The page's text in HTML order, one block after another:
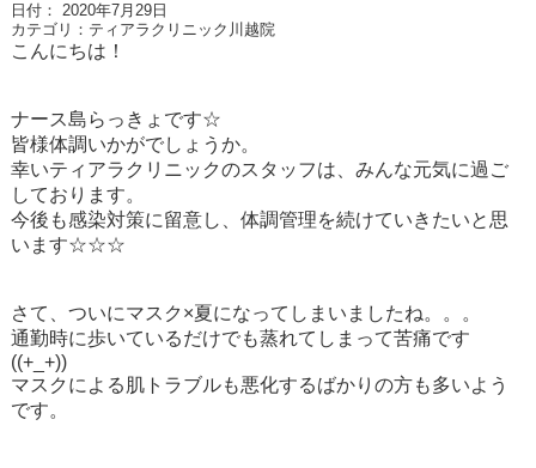
日付： 2020年7月29日
カテゴリ： ティアラクリニック川越院
こんにちは！
ナース島らっきょです☆
皆様体調いかがでしょうか。
幸いティアラクリニックのスタッフは、みんな元気に過ご
しております。
今後も感染対策に留意し、体調管理を続けていきたいと思
います☆☆☆
さて、ついにマスク×夏になってしまいましたね。。。
通勤時に歩いているだけでも蒸れてしまって苦痛です
((+_+))
マスクによる肌トラブルも悪化するばかりの方も多いよう
です。